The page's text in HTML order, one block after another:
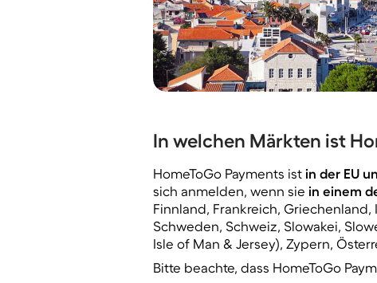
In welchen Märkten ist
HomeToGo Payments ist in der EU
sich anmelden, wenn sie in einem
Finnland, Frankreich,
Schweden, Schweiz, Slowakei,
Isle of Man & Jersey), Zypern,
Bitte beachte, dass HomeToGo